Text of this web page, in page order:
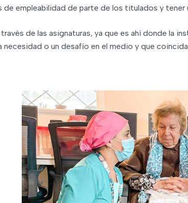
de empleabilidad de parte de los titulados y
de las asignaturas, ya que es ahí donde la
o un desafío en el medio y que